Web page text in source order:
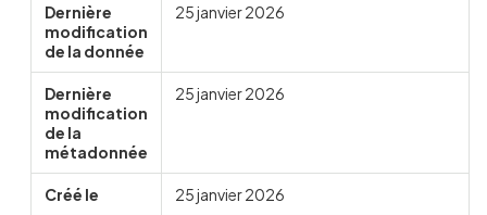
Dernière
modification
de la donnée
25 janvier 2026
Dernière
modification
de la
métadonnée
25 janvier 2026
Créé le 25 janvier 2026